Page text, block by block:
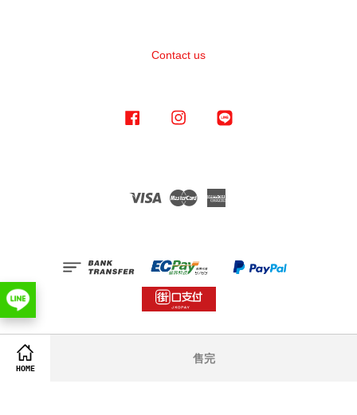
HOME
售完
Contact us
Facebook Instagram
Visa Master